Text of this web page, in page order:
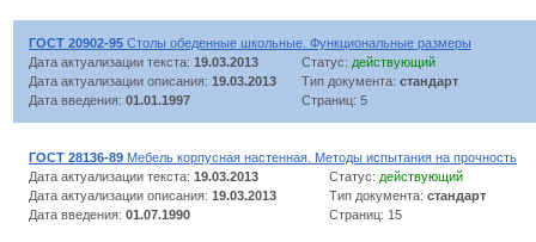
ГОСТ 20902-95 Столы обеденные школьные. Функциональные размеры
Дата актуализации текста: 19.03.2013 Статус: действующий
Дата актуализации описания: 19.03.2013 Тип документа: стандарт
Дата введения: 01.01.1997 Страниц: 5
ГОСТ 28136-89 Мебель корпусная настенная. Методы испытания на прочность
Дата актуализации текста: 19.03.2013 Статус: действующий
Дата актуализации описания: 19.03.2013 Тип документа: стандарт
Дата введения: 01.07.1990 Страниц: 15